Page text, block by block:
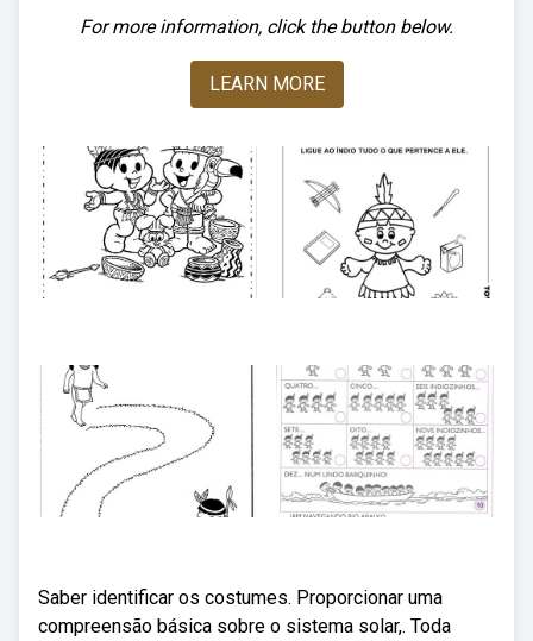
For more information, click the button below.
LEARN MORE
Saber identificar os costumes. Proporcionar uma
compreensão básica sobre o sistema solar,. Toda